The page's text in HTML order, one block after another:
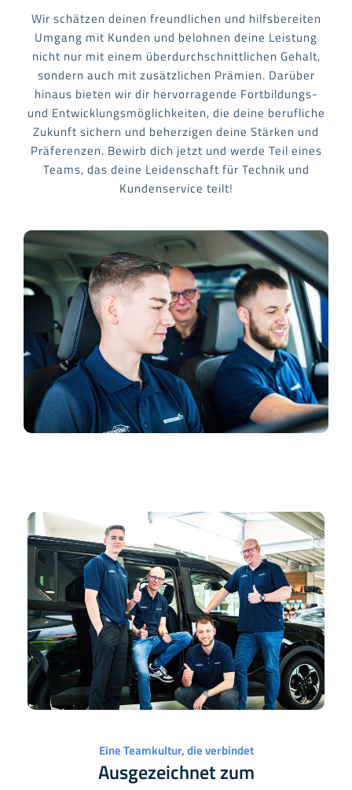
Wir schätzen deinen freundlichen und hilfsbereiten
Umgang mit Kunden und belohnen deine Leistung
nicht nur mit einem überdurchschnittlichen Gehalt,
sondern auch mit zusätzlichen Prämien. Darüber
hinaus bieten wir dir hervorragende Fortbildungs-
und Entwicklungsmöglichkeiten, die deine berufliche
Zukunft sichern und beherzigen deine Stärken und
Präferenzen. Bewirb dich jetzt und werde Teil eines
Teams, das deine Leidenschaft für Technik und
Kundenservice teilt!
Eine Teamkultur, die verbindet
Ausgezeichnet zum